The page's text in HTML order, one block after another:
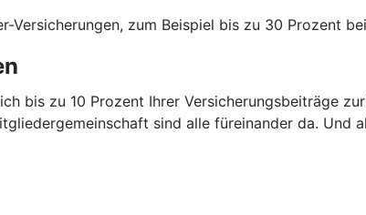
Versicherungen, zum Beispiel bis zu 30 Prozent
bis zu 10 Prozent Ihrer Versicherungsbeiträge
sind alle füreinander da. Und